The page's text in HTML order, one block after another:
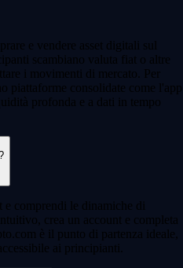
e vendere asset digitali sul
scambiano valuta fiat o altre
i movimenti di mercato. Per
piattaforme consolidate come l'app
profonda e a dati in tempo
e comprendi le dinamiche di
crea un account e completa
è il punto di partenza ideale,
ai principianti.